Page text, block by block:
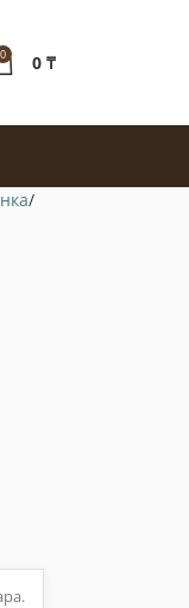
0 0 ₸